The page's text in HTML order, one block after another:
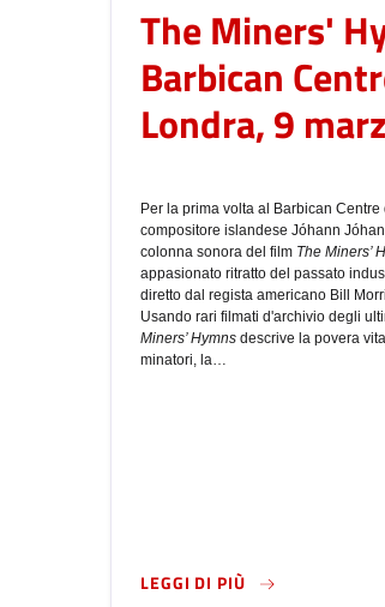
The Miners'
Barbican
Londra, 9
Per la prima volta al Barbican Centre
compositore islandese Jóhann
colonna sonora del film The Miners’
appasionato ritratto del passato
diretto dal regista americano Bill
Usando rari filmati d'archivio degli
Miners’ Hymns descrive la povera
minatori, la…
LEGGI DI PIÙLEGGI DI PIÙ SU